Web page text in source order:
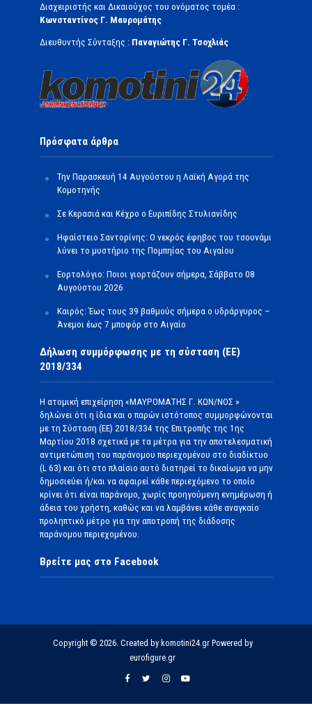
Διαχειριστής και Δικαιούχος του ονόματος τομέα :
Κωνσταντίνος Γ. Μαυρομάτης
Διευθυντής Σύνταξης : Παναγιώτης Γ. Τσοχλιάς
Πρόσφατα άρθρα
Την Παρασκευή 14 Αυγούστου η Λαϊκή Αγορά της
Κομοτηνής
Σε Κερασιά και Κέχρο ο Ευριπίδης Στυλιανίδης
Ηφαίστειο Σαντορίνης: Ο νεκρός έφηβος του τσουνάμι
λύνει το μυστήριο της Πομπηίας του Αιγαίου
Εορτολόγιο: Ποιοι γιορτάζουν σήμερα, Σάββατο 08
Αυγούστου 2026
Καιρός: Έως τους 39 βαθμούς σήμερα ο υδράργυρος –
Άνεμοι έως 7 μποφόρ στο Αιγαίο
Δήλωση συμμόρφωσης με τη σύσταση (ΕΕ)
2018/334
Η ατομική επιχείρηση «ΜΑΥΡΟΜΑΤΗΣ Γ. ΚΩΝ/ΝΟΣ »
δηλώνει ότι η ίδια και ο παρών ιστότοπος συμμορφώνονται
με τη Σύσταση (ΕΕ) 2018/334 της Επιτροπής της 1ης
Μαρτίου 2018 σχετικά με τα μέτρα για την αποτελεσματική
αντιμετώπιση του παράνομου περιεχομένου στο διαδίκτυο
(L 63) και ότι στο πλαίσιο αυτό διατηρεί το δικαίωμα να μην
δημοσιεύει ή/και να αφαιρεί κάθε περιεχόμενο το οποίο
κρίνει ότι είναι παράνομο, χωρίς προηγούμενη ενημέρωση ή
άδεια του χρήστη, καθώς και να λαμβάνει κάθε αναγκαίο
προληπτικό μέτρο για την αποτροπή της διάδοσης
παράνομου περιεχομένου.
Βρείτε μας στο Facebook
Copyright © 2026. Created by komotini24.gr Powered by
eurofigure.gr